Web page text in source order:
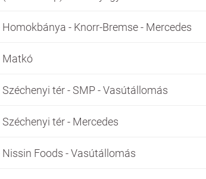
- Knorr-Bremse - Mercedes
Matkó
tér - SMP - Vasútállomás
tér - Mercedes
Foods - Vasútállomás